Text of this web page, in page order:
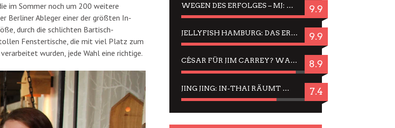
im Sommer noch um 200 weitere
Berliner Ableger einer der größten In-
durch die schlichten Bartisch-
tollen Fenstertische, die mit viel Platz zum
wurden, jede Wahl eine richtige.
WEGEN DES ERFOLGES – MJ: MICHAEL JACKSON MUSICAL IN EINER MATINEE SEHEN 9.9
JELLYFISH HAMBURG: DAS ERFOLGREICHE SOMMER-MENÜ 2025 IN GEFÜHLEN UND BILDERN 9.9
CÉSAR FÜR JIM CARREY? WARUM DAS EINER DER NERVIGSTEN ACTORS IST UND BLEIBT 8.9
JING JING: IN-THAI RÄUMT WIEDER TITEL AB – EIN ZWEI-STUNDEN-ERLEBNISBERICHT 7.4